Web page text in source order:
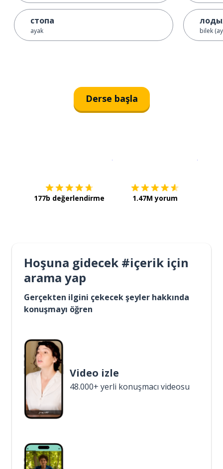
стопа
ayak bilek
Derse başla
177b değerlendirme 1.47M yorum
Hoşuna gidecek #içerik için
arama yap
Gerçekten ilgini çekecek şeyler hakkında
konuşmayı öğren
Video izle
48.000+ yerli konuşmacı videosu